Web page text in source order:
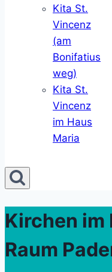
Kita St.
Vincenz
(am
Bonifatius
weg)
Kita St.
Vincenz
im Haus
Maria
Kirchen im
Raum